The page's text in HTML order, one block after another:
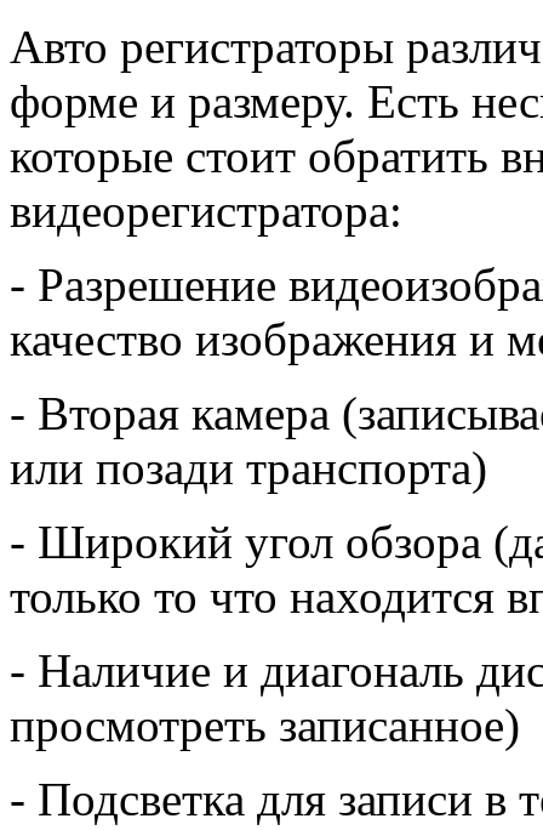
Авто регистраторы
форме и размеру. Есть
которые стоит обратить
видеорегистратора:
- Разрешение
качество изображения и
- Вторая камера
или позади транспорта)
- Широкий угол обзора
только то что находится
- Наличие и диагональ
просмотреть записанное)
- Подсветка для записи в